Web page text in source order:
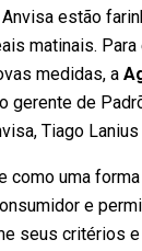
estão
matinais. Para
medidas, a
gerente de
Tiago Lanius
como uma
e
seus critérios